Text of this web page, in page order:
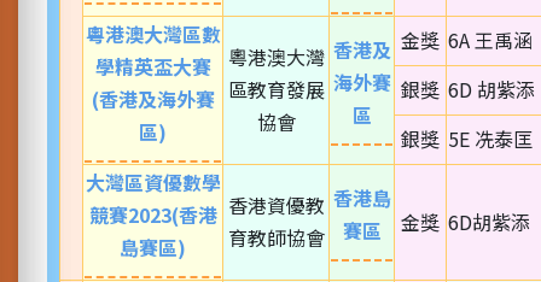
粵港澳大灣區數
學精英盃大賽
(香港及海外賽
區)
粵港澳大灣
區教育發展
協會
香港及
海外賽
區
金獎 6A 王禹涵
銀獎 6D 胡紫添
銀獎 5E 冼泰匡
大灣區資優數學
競賽2023(香港
島賽區)
香港資優教
育教師協會
香港島
賽區
金獎 6D胡紫添